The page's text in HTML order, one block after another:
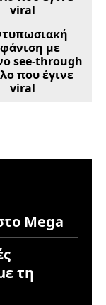
με
see-through
που έγινε
viral
Mega
τη